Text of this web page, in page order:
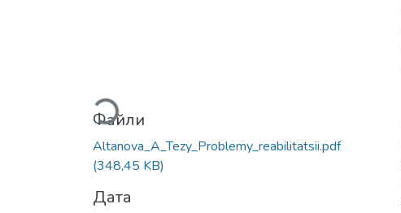
Вантажиться...
Файли
Altanova_A_Tezy_Problemy_reabilitatsii.pdf
(348,45 KB)
Дата